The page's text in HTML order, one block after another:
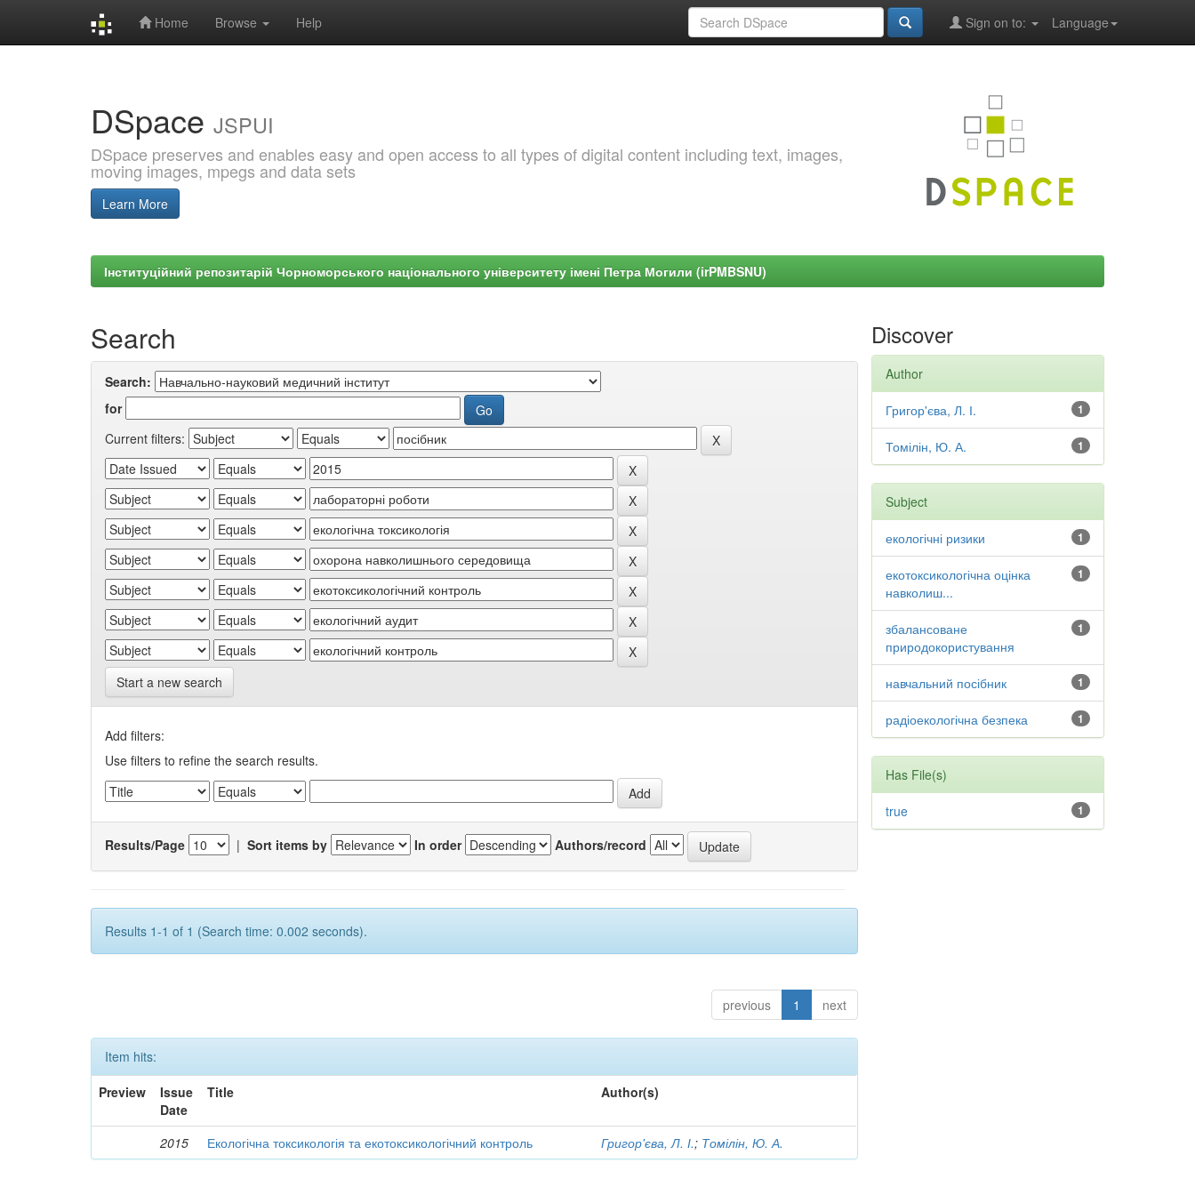
Home Browse Help Language
Sign on to:
DSpace JSPUI
DSpace preserves and enables easy and open access to all types of digital content including text, images,
moving images, mpegs and data sets
Learn More
Інституційний репозитарій Чорноморського національного університету імені Петра Могили (irPMBSNU)
Search
Search:
for
Current filters:
Start a new search
Add filters:
Use filters to refine the search results.
Results/Page | Sort items by In order Authors/record
Results 1-1 of 1 (Search time: 0.002 seconds).
previous 1 next
Item hits:
Preview
Issue
Date
Title Author(s)
2015 Екологічна токсикологія та екотоксикологічний контроль Григор'єва, Л. І.; Томілін, Ю. А.
Discover
Author
1
Григор'єва, Л. І.
1
Томілін, Ю. А.
Subject
1
екологічні ризики
1
екотоксикологічна оцінка
навколиш...
1
збалансоване
природокористування
1
навчальний посібник
1
радіоекологічна безпека
Has File(s)
1
true